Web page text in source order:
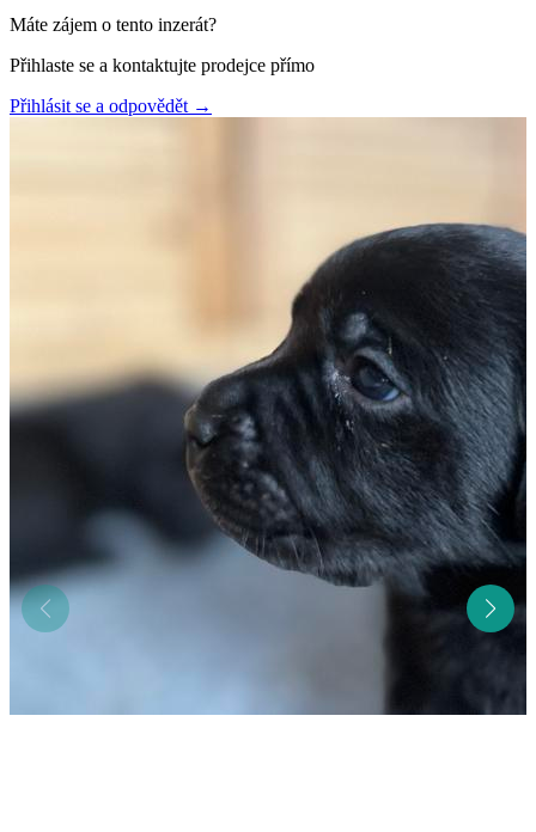
Máte zájem o tento inzerát?
Přihlaste se a kontaktujte prodejce přímo
Přihlásit se a odpovědět →